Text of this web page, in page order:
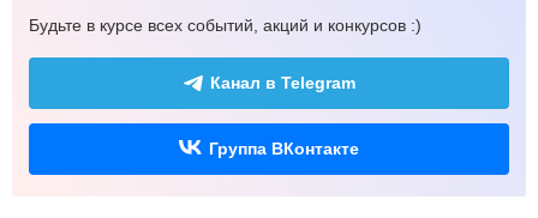
Будьте в курсе всех событий, акций и конкурсов :)
Канал в Telegram
Группа ВКонтакте